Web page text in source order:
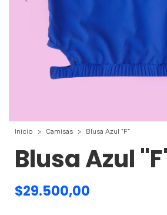
Inicio > Camisas > Blusa Azul "F"
Blusa Azul
$29.500,00